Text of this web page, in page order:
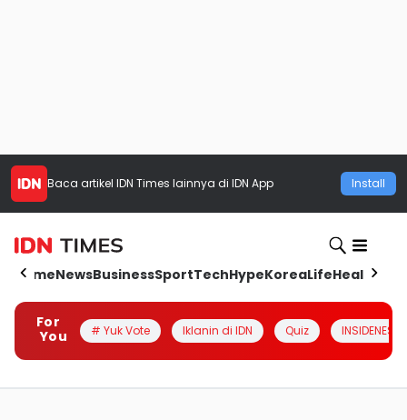
Baca artikel IDN Times lainnya di IDN App Install
HomeNewsBusinessSportTechHypeKoreaLifeHealth
For
You
# Yuk Vote Iklanin di IDN Quiz INSIDENESIA